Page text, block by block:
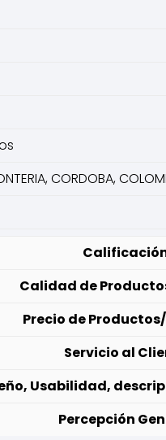
CORDOBA,
Calidad de
Precio de
Servicio al
Usabilidad,
Percepción